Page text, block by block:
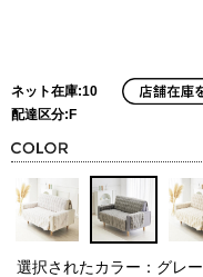
ネット在庫:10
配達区分:F
選択されたカラー：グレー